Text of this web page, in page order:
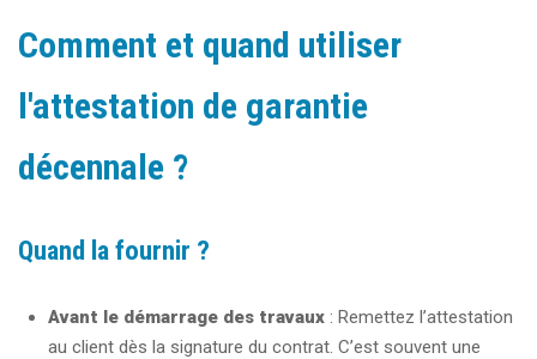
Comment et quand utiliser
l'attestation de garantie
décennale ?
Quand la fournir ?
Avant le démarrage des travaux : Remettez l’attestation
au client dès la signature du contrat. C’est souvent une